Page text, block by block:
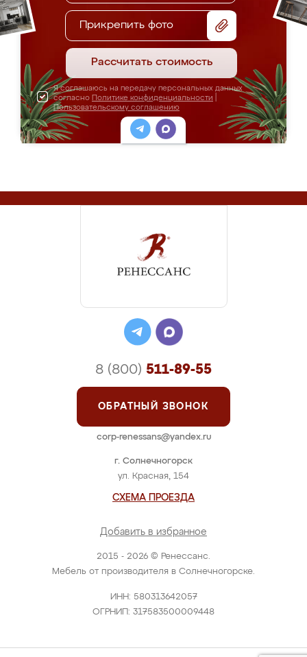
Прикрепить фото
Рассчитать стоимость
Я соглашаюсь на передачу персональных данных
согласно Политике конфиденциальности
Пользовательскому соглашению
2015 - 2026 © Ренессанс.
Мебель от производителя в Солнечногорске.
ИНН: 580313642057
ОГРНИП: 317583500009448
г. Солнечногорск
ул. Красная, 154
СХЕМА ПРОЕЗДА
Добавить в избранное
8 (800) 511-89-55
ОБРАТНЫЙ ЗВОНОК
corp-renessans@yandex.ru